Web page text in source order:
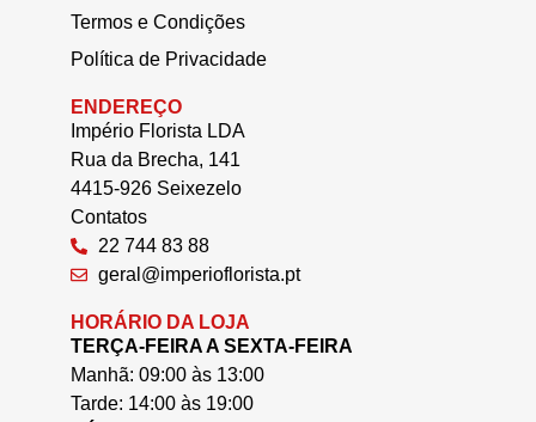
Termos e Condições
Política de Privacidade
ENDEREÇO
Império Florista LDA
Rua da Brecha, 141
4415-926 Seixezelo
Contatos
22 744 83 88
geral@imperioflorista.pt
HORÁRIO DA LOJA
TERÇA-FEIRA A SEXTA-FEIRA
Manhã: 09:00 às 13:00
Tarde: 14:00 às 19:00